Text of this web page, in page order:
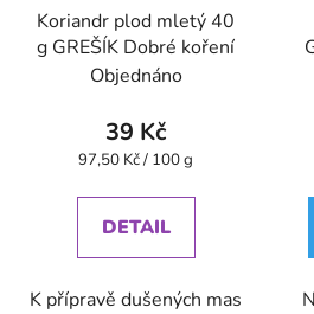
Koriandr plod mletý 40
g GREŠÍK Dobré koření
Objednáno
39 Kč
Měrná
97,50 Kč / 100 g
DETAIL
K přípravě dušených mas